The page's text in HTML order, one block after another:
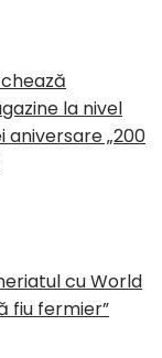
la nivel
„200
cu World
fiu fermier”